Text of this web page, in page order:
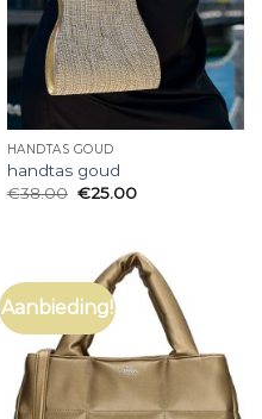
HANDTAS GOUD
handtas goud
€38.00 €25.00
Aanbieding!